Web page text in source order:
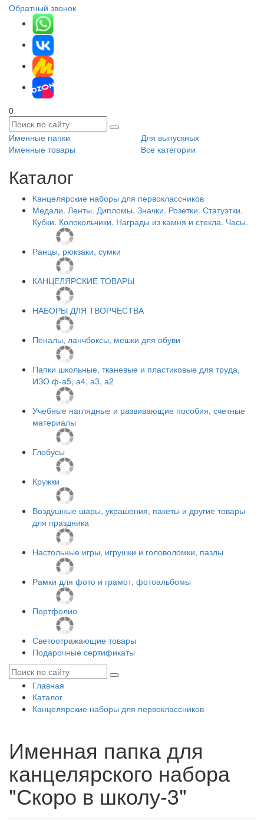
Обратный звонок
0
Именные папки
Для выпускных
Именные товары
Все категории
Каталог
Канцелярские наборы для первоклассников
Медали. Ленты. Дипломы. Значки. Розетки. Статуэтки.
Кубки. Колокольчики. Награды из камня и стекла. Часы.
Ранцы, рюкзаки, сумки
КАНЦЕЛЯРСКИЕ ТОВАРЫ
НАБОРЫ ДЛЯ ТВОРЧЕСТВА
Пеналы, ланчбоксы, мешки для обуви
Папки школьные, тканевые и пластиковые для труда,
ИЗО ф-а5, а4, а3, а2
Учебные наглядные и развивающие пособия, счетные
материалы
Глобусы
Кружки
Воздушные шары, украшения, пакеты и другие товары
для праздника
Настольные игры, игрушки и головоломки, пазлы
Рамки для фото и грамот, фотоальбомы
Портфолио
Светоотражающие товары
Подарочные сертификаты
Главная
Каталог
Канцелярские наборы для первоклассников
Именная папка для
канцелярского набора
"Скоро в школу-3"